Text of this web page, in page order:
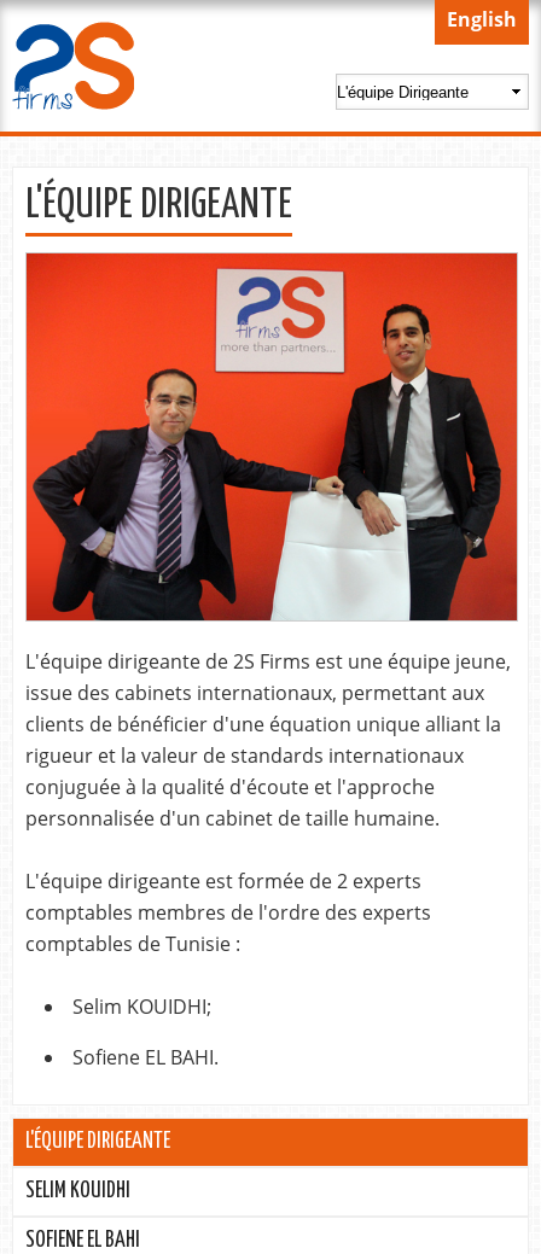
Skip to
English
L'ÉQUIPE DIRIGEANTE
L'équipe dirigeante de 2S Firms est une équipe jeune,
issue des cabinets internationaux, permettant aux
clients de bénéficier d'une équation unique alliant la
rigueur et la valeur de standards internationaux
conjuguée à la qualité d'écoute et l'approche
personnalisée d'un cabinet de taille humaine.
L'équipe dirigeante est formée de 2 experts
comptables membres de l'ordre des experts
comptables de Tunisie :
Selim KOUIDHI;
Sofiene EL BAHI.
L'ÉQUIPE DIRIGEANTE
SELIM KOUIDHI
SOFIENE EL BAHI